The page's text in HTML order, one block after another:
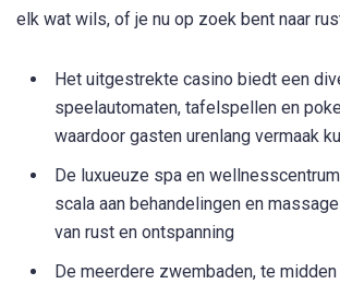
elk wat wils, of je nu op zoek bent naar
Het uitgestrekte casino biedt een
speelautomaten, tafelspellen en
waardoor gasten urenlang vermaak
De luxueuze spa en
scala aan behandelingen en
van rust en ontspanning
De meerdere zwembaden, te